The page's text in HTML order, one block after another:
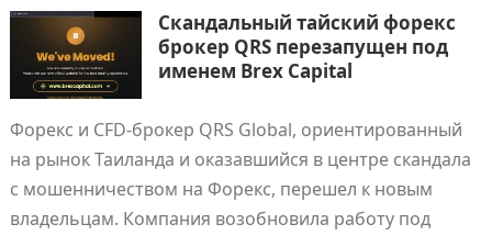
Скандальный тайский форекс
брокер QRS перезапущен под
именем Brex Capital
Форекс и CFD-брокер QRS Global, ориентированный
на рынок Таиланда и оказавшийся в центре скандала
с мошенничеством на Форекс, перешел к новым
владельцам. Компания возобновила работу под